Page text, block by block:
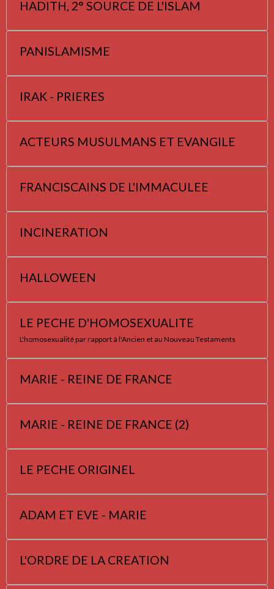
HADITH, 2° SOURCE DE L'ISLAM
PANISLAMISME
IRAK - PRIERES
ACTEURS MUSULMANS ET EVANGILE
FRANCISCAINS DE L'IMMACULEE
INCINERATION
HALLOWEEN
LE PECHE D'HOMOSEXUALITE
L'homosexualité par rapport à l'Ancien et au Nouveau Testaments
MARIE - REINE DE FRANCE
MARIE - REINE DE FRANCE (2)
LE PECHE ORIGINEL
ADAM ET EVE - MARIE
L'ORDRE DE LA CREATION